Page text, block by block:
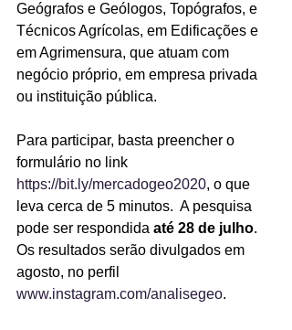
Geógrafos e Geólogos, Topógrafos, e
Técnicos Agrícolas, em Edificações e
em Agrimensura, que atuam com
negócio próprio, em empresa privada
ou instituição pública.
Para participar, basta preencher o
formulário no link
https://bit.ly/mercadogeo2020, o que
leva cerca de 5 minutos.  A pesquisa
pode ser respondida até 28 de julho.
Os resultados serão divulgados em
agosto, no perfil
www.instagram.com/analisegeo.